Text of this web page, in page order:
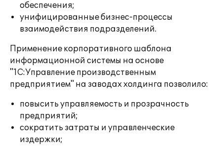
обеспечения;
унифицированные бизнес-процессы
взаимодействия подразделений.
Применение корпоративного шаблона
информационной системы на основе
"1С:Управление производственным
предприятием" на заводах холдинга позволило:
повысить управляемость и прозрачность
предприятий;
сократить затраты и управленческие
издержки;